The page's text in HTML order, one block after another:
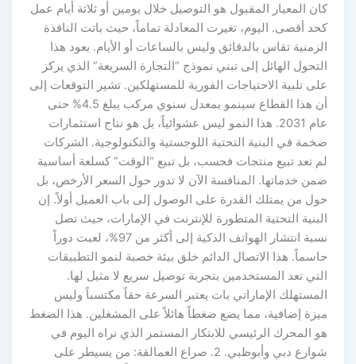
كان المعيار المقبول هو التوصيل خلال يومين أو ثلاثة أيام عمل
كحد أقصى. اليوم، تغيرت المعادلة تماماً، حيث باتت النافذة
الزمنية تقاس بالدقائق وليس بالساعات أو الأيام. يعود هذا
التحول الهائل إلى تبني نموذج “التجارة السريعة” الذي يركز
على تلبية الاحتياجات الفورية للمستهلكين. تشير التوقعات إلى
أن هذا القطاع سينمو بمعدل سنوي مركب يبلغ 4.5% حتى
عام 2031. هذا النمو ليس عشوائياً، بل هو نتاج استثمارات
ضخمة في البنية التحتية اللوجستية والتكنولوجية. الشركات
لم تعد تبيع منتجات فحسب، بل تبيع “الوقت” كسلعة أساسية
ضمن خدماتها. المنافسة الآن لا تدور حول السعر الأرخص، بل
حول من يمتلك القدرة على الوصول إلى باب العميل أولاً. إن
البنية التحتية المتطورة للإنترنت في الإمارات، حيث تصل
نسبة انتشار الهواتف الذكية إلى أكثر من 97%، لعبت دوراً
حاسماً. هذا الاتصال الدائم خلق بيئة خصبة لنمو التطبيقات
التي تعد المستخدمين بتجربة توصيل سريع لا مثيل لها.
المستهلك الإماراتي بات يعتبر السرعة حقاً مكتسباً وليس
ميزة إضافية، مما يضع ضغطاً هائلاً على المشغلين. هذا الضغط
هو المحرك الرئيسي للابتكار المستمر الذي نراه اليوم في
شوارع دبي وأبوظبي. 2. صراع العمالقة: من يسيطر على